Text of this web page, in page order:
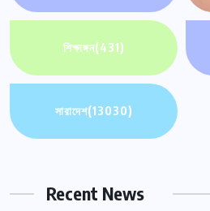
শিক্ষাঙ্গন(431)
সারাদেশ(13030)
Recent News